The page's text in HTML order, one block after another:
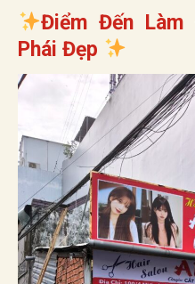
Điểm Đến Làm
Phái Đẹp